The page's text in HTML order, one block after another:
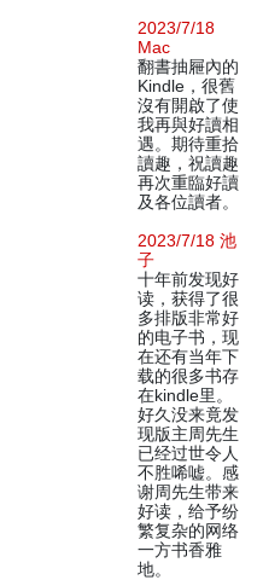
2023/7/18
Mac
翻書抽屜內的
Kindle，很舊
沒有開啟了使
我再與好讀相
遇。期待重拾
讀趣，祝讀趣
再次重臨好讀
及各位讀者。
2023/7/18 池
子
十年前发现好
读，获得了很
多排版非常好
的电子书，现
在还有当年下
载的很多书存
在kindle里。
好久没来竟发
现版主周先生
已经过世令人
不胜唏嘘。感
谢周先生带来
好读，给予纷
繁复杂的网络
一方书香雅
地。